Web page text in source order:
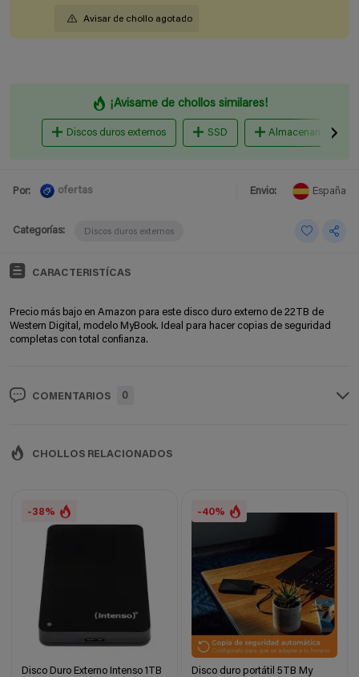
Avisar de chollo agotado
¡Avisame de chollos similares!
Discos duros externos SSD Almacenamiento
Por: ofertas Envio: España
Categorías: Discos duros externos
CARACTERISTÍCAS
Precio más bajo en Amazon para este disco duro externo de 22TB de
Western Digital, modelo MyBook. Ideal para hacer copias de seguridad
completas con total confianza.
COMENTARIOS 0
CHOLLOS RELACIONADOS
-38%
Disco Duro Externo Intenso 1TB
-40%
Disco duro portátil 5TB My